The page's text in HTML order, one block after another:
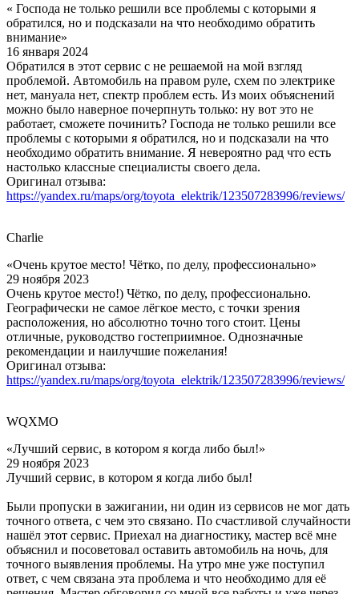
« Господа не только решили все проблемы с которыми я
обратился, но и подсказали на что необходимо обратить
внимание»
16 января 2024
Обратился в этот сервис с не решаемой на мой взгляд
проблемой. Автомобиль на правом руле, схем по электрике
нет, мануала нет, спектр проблем есть. Из моих объяснений
можно было наверное почерпнуть только: ну вот это не
работает, сможете починить? Господа не только решили все
проблемы с которыми я обратился, но и подсказали на что
необходимо обратить внимание. Я невероятно рад что есть
настолько классные специалисты своего дела.
Оригинал отзыва:
https://yandex.ru/maps/org/toyota_elektrik/123507283996/reviews/
Charlie
«Очень крутое место! Чётко, по делу, профессионально»
29 ноября 2023
Очень крутое место!) Чётко, по делу, профессионально.
Географически не самое лёгкое место, с точки зрения
расположения, но абсолютно точно того стоит. Цены
отличные, руководство гостеприимное. Однозначные
рекомендации и наилучшие пожелания!
Оригинал отзыва:
https://yandex.ru/maps/org/toyota_elektrik/123507283996/reviews/
WQXMO
«Лучший сервис, в котором я когда либо был!»
29 ноября 2023
Лучший сервис, в котором я когда либо был!
Были пропуски в зажигании, ни один из сервисов не мог дать
точного ответа, с чем это связано. По счастливой случайности
нашёл этот сервис. Приехал на диагностику, мастер всё мне
объяснил и посоветовал оставить автомобиль на ночь, для
точного выявления проблемы. На утро мне уже поступил
ответ, с чем связана эта проблема и что необходимо для её